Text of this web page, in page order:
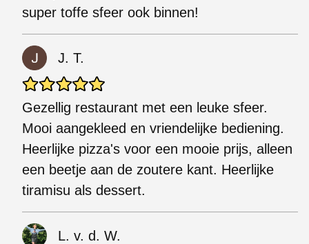
super toffe sfeer ook binnen!
J. T.
Gezellig restaurant met een leuke sfeer.
Mooi aangekleed en vriendelijke bediening.
Heerlijke pizza's voor een mooie prijs, alleen
een beetje aan de zoutere kant. Heerlijke
tiramisu als dessert.
L. v. d. W.